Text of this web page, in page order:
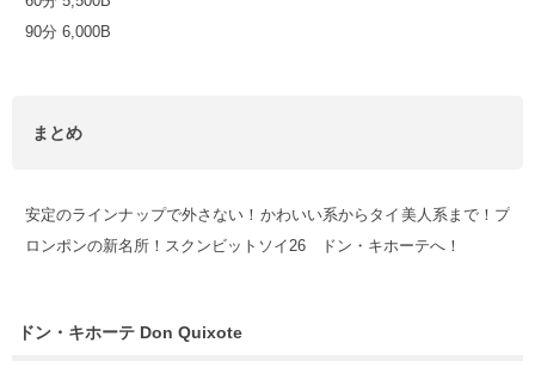
90分 6,000B
まとめ
安定のラインナップで外さない！かわいい系からタイ美人系まで！プ
ロンポンの新名所！スクンビットソイ26 ドン・キホーテへ！
ドン・キホーテ Don Quixote